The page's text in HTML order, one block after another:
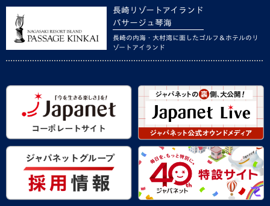
長崎リゾートアイランド
パサージュ琴海
長崎の内海・大村湾に面したゴルフ＆ホテルのリ
ゾートアイランド